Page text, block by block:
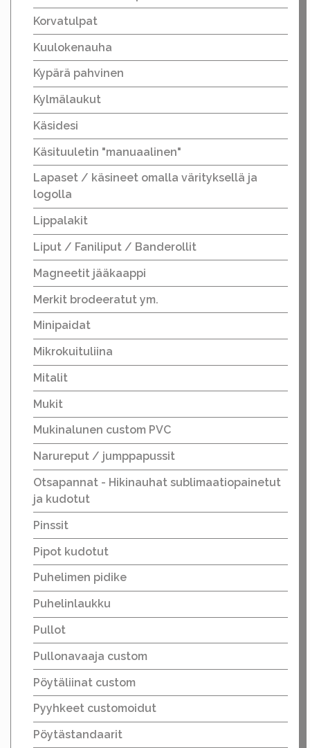
Korvatulpat
Kuulokenauha
Kypärä pahvinen
Kylmälaukut
Käsidesi
Käsituuletin "manuaalinen"
Lapaset / käsineet omalla värityksellä ja
logolla
Lippalakit
Liput / Faniliput / Banderollit
Magneetit jääkaappi
Merkit brodeeratut ym.
Minipaidat
Mikrokuituliina
Mitalit
Mukit
Mukinalunen custom PVC
Narureput / jumppapussit
Otsapannat - Hikinauhat sublimaatiopainetut
ja kudotut
Pinssit
Pipot kudotut
Puhelimen pidike
Puhelinlaukku
Pullot
Pullonavaaja custom
Pöytäliinat custom
Pyyhkeet customoidut
Pöytästandaarit